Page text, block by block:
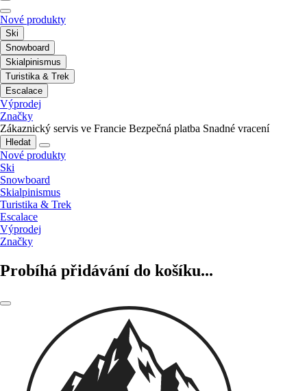
Nové produkty
Ski
Snowboard
Skialpinismus
Turistika & Trek
Escalace
Výprodej
Značky
Zákaznický servis ve Francie Bezpečná platba Snadné vracení
Hledat
Nové produkty
Ski
Snowboard
Skialpinismus
Turistika & Trek
Escalace
Výprodej
Značky
Probíhá přidávání do košíku...